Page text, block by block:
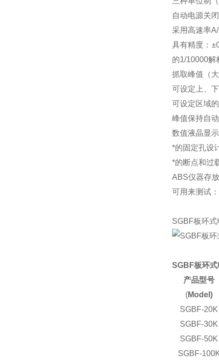
自动电源关
采用高速率
具有精度：
的1/10000解
抓取峰值（
可设定上、
可设定区域
峰值保持自
数值液晶显
*的固定孔设
*的断点和过
ABS仪器存
可用来测试
SGBF板环
SGBF板环
产品型号
(Model)
SGBF-20K
SGBF-30K
SGBF-50K
SGBF-